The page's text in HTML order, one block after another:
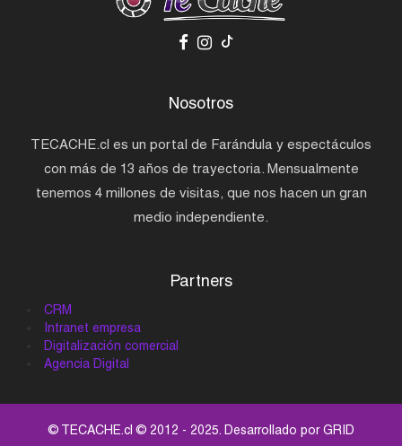
Nosotros
TECACHE.cl es un portal de Farándula y espectáculos
con más de 13 años de trayectoria. Mensualmente
tenemos 4 millones de visitas, que nos hacen un gran
medio independiente.
Partners
CRM
Intranet empresa
Digitalización comercial
Agencia Digital
© TECACHE.cl © 2012 - 2025. Desarrollado porGRID